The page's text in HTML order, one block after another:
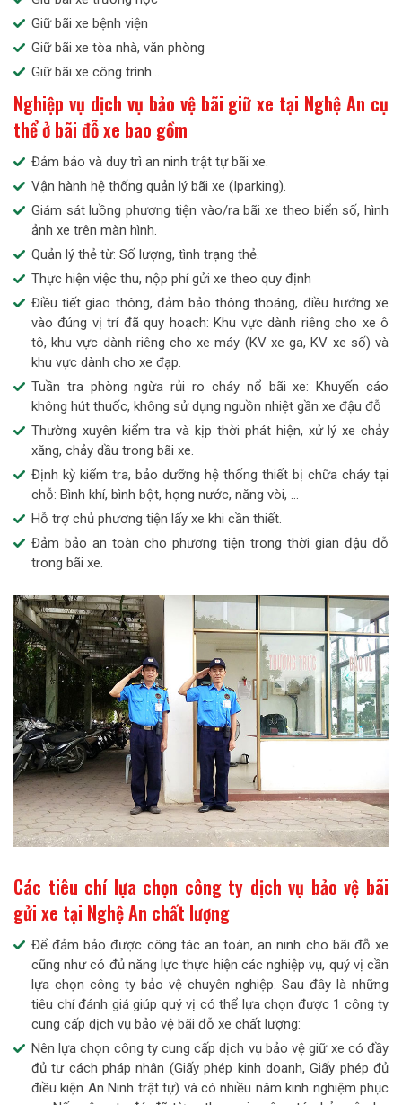
Giữ bãi xe bệnh viện
Giữ bãi xe tòa nhà, văn phòng
Giữ bãi xe công trình…
Nghiệp vụ dịch vụ bảo vệ bãi giữ xe tại Nghệ An cụ
thể ở bãi đỗ xe bao gồm
Đảm bảo và duy trì an ninh trật tự bãi xe.
Vận hành hệ thống quản lý bãi xe (Iparking).
Giám sát luồng phương tiện vào/ra bãi xe theo biển số, hình
ảnh xe trên màn hình.
Quản lý thẻ từ: Số lượng, tình trạng thẻ.
Thực hiện việc thu, nộp phí gửi xe theo quy định
Điều tiết giao thông, đảm bảo thông thoáng, điều hướng xe
vào đúng vị trí đã quy hoạch: Khu vực dành riêng cho xe ô
tô, khu vực dành riêng cho xe máy (KV xe ga, KV xe số) và
khu vực dành cho xe đạp.
Tuần tra phòng ngừa rủi ro cháy nổ bãi xe: Khuyến cáo
không hút thuốc, không sử dụng nguồn nhiệt gần xe đậu đỗ
Thường xuyên kiểm tra và kịp thời phát hiện, xử lý xe chảy
xăng, chảy dầu trong bãi xe.
Định kỳ kiểm tra, bảo dưỡng hệ thống thiết bị chữa cháy tại
chỗ: Bình khí, bình bột, họng nước, năng vòi, …
Hỗ trợ chủ phương tiện lấy xe khi cần thiết.
Đảm bảo an toàn cho phương tiện trong thời gian đậu đỗ
trong bãi xe.
Các tiêu chí lựa chọn công ty dịch vụ bảo vệ bãi
gửi xe tại Nghệ An chất lượng
Để đảm bảo được công tác an toàn, an ninh cho bãi đỗ xe
cũng như có đủ năng lực thực hiện các nghiệp vụ, quý vị cần
lựa chọn công ty bảo vệ chuyên nghiệp. Sau đây là những
tiêu chí đánh giá giúp quý vị có thể lựa chọn được 1 công ty
cung cấp dịch vụ bảo vệ bãi đỗ xe chất lượng:
Nên lựa chọn công ty cung cấp dịch vụ bảo vệ giữ xe có đầy
đủ tư cách pháp nhân (Giấy phép kinh doanh, Giấy phép đủ
điều kiện An Ninh trật tự) và có nhiều năm kinh nghiệm phục